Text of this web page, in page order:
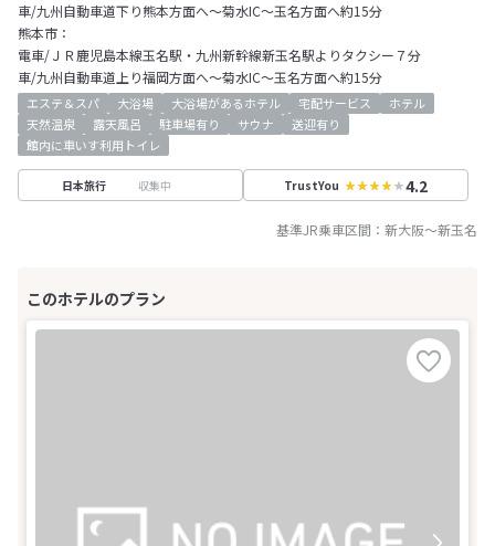
車/九州自動車道下り熊本方面へ～菊水IC～玉名方面へ約15分
熊本市：
電車/ＪＲ鹿児島本線玉名駅・九州新幹線新玉名駅よりタクシー７分
車/九州自動車道上り福岡方面へ～菊水IC～玉名方面へ約15分
エステ＆スパ 大浴場 大浴場があるホテル 宅配サービス
ホテル
天然温泉
露天風呂 駐車場有り サウナ
送迎有り
館内に車いす利用トイレ
日本旅行 収集中 TrustYou 4.2
基準JR乗車区間： 新大阪～新玉名